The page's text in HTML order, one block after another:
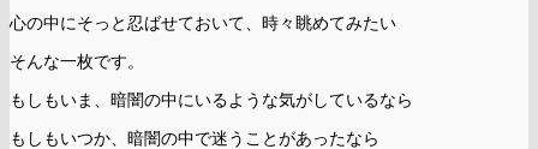
心の中にそっと忍ばせておいて、時々眺めてみたい
そんな一枚です。
もしもいま、暗闇の中にいるような気がしているなら
もしもいつか、暗闇の中で迷うことがあったなら